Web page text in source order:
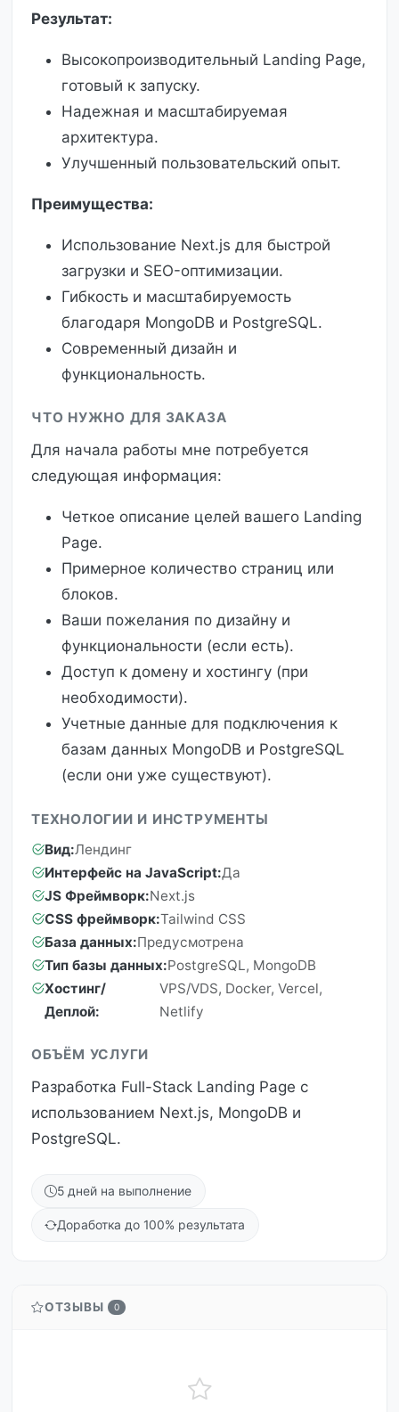
Результат:
Высокопроизводительный Landing Page,
готовый к запуску.
Надежная и масштабируемая
архитектура.
Улучшенный пользовательский опыт.
Преимущества:
Использование Next.js для быстрой
загрузки и SEO-оптимизации.
Гибкость и масштабируемость
благодаря MongoDB и PostgreSQL.
Современный дизайн и
функциональность.
ЧТО НУЖНО ДЛЯ ЗАКАЗА
Для начала работы мне потребуется
следующая информация:
Четкое описание целей вашего Landing
Page.
Примерное количество страниц или
блоков.
Ваши пожелания по дизайну и
функциональности (если есть).
Доступ к домену и хостингу (при
необходимости).
Учетные данные для подключения к
базам данных MongoDB и PostgreSQL
(если они уже существуют).
ТЕХНОЛОГИИ И ИНСТРУМЕНТЫ
Вид:Лендинг
Интерфейс на JavaScript:Да
JS Фреймворк:Next.js
CSS фреймворк:Tailwind CSS
База данных:Предусмотрена
Тип базы данных:PostgreSQL, MongoDB
Хостинг/
Деплой:
VPS/VDS, Docker, Vercel,
Netlify
ОБЪЁМ УСЛУГИ
Разработка Full-Stack Landing Page с
использованием Next.js, MongoDB и
PostgreSQL.
5 дней на выполнение
Доработка до 100% результата
ОТЗЫВЫ 0